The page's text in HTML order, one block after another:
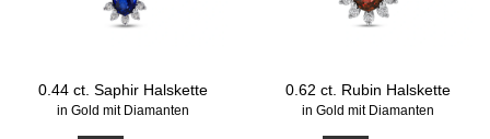
0.44 ct. Saphir Halskette
in Gold mit Diamanten
0.62 ct. Rubin Halskette
in Gold mit Diamanten